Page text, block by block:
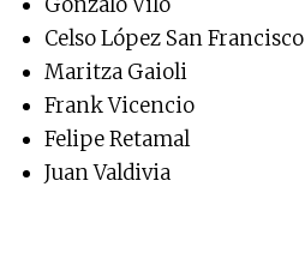
Gonzalo Vilo
Celso López San Francisco
Maritza Gaioli
Frank Vicencio
Felipe Retamal
Juan Valdivia